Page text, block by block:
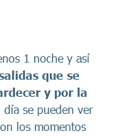
1 noche y así
que se
y por la
se pueden ver
los momentos